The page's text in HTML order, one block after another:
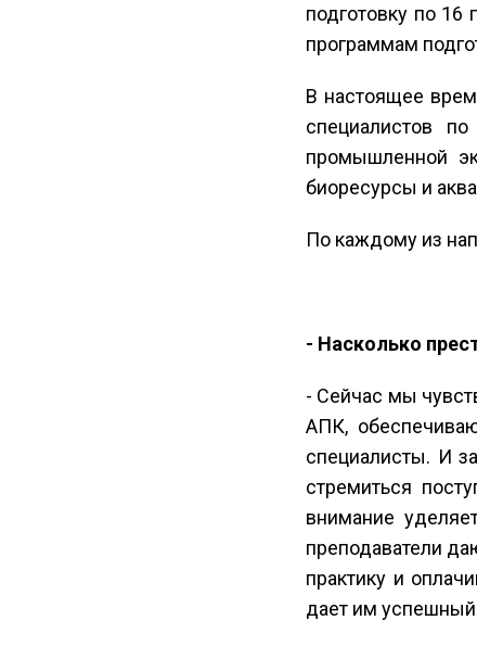
подготовку по 16
программам
В настоящее
специалистов
промышленной
биоресурсы и
По каждому из
- Насколько
- Сейчас мы
АПК,
специалисты. И
стремиться
внимание
преподаватели
практику и
дает им успешный